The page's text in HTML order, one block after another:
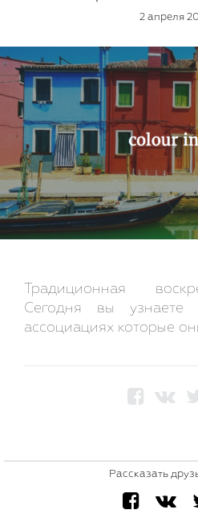
2 апреля
Традиционная
Сегодня вы
ассоциациях которые
Рассказать